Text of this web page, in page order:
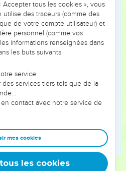
jusqu'à ce qu'il comparaisse
jusqu'à la mort du grand
jours-là ; alors l'homicide s'en
sa ville et dans sa maison, dans
en Galilée, dans la montagne de
la montagne d'Éphraïm ; et
dans la montagne de Juda.
vers le levant, ils
de la tribu de Gad ; et Golan,
à tous les fils d'Israël et à
Accepter tous les cookies », vous
des traceurs (comme des
de votre compte utilisateur) et
personnel (comme vos
informations renseignées dans
les buts suivants :
service
services tiers tels que de la
contact avec notre service de
mes cookies
les cookies